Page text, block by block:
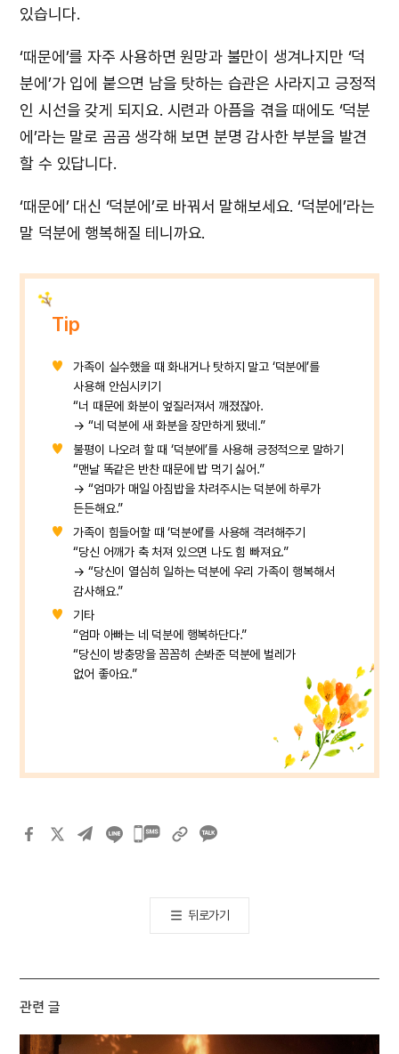
있습니다.
‘때문에’를 자주 사용하면 원망과 불만이 생겨나지만 ‘덕
분에’가 입에 붙으면 남을 탓하는 습관은 사라지고 긍정적
인 시선을 갖게 되지요. 시련과 아픔을 겪을 때에도 ‘덕분
에’라는 말로 곰곰 생각해 보면 분명 감사한 부분을 발견
할 수 있답니다.
‘때문에’ 대신 ‘덕분에’로 바꿔서 말해보세요. ‘덕분에’라는
말 덕분에 행복해질 테니까요.
Tip
가족이 실수했을 때 화내거나 탓하지 말고 ‘덕분에’를
사용해 안심시키기
“너 때문에 화분이 엎질러져서 깨졌잖아.
→ “네 덕분에 새 화분을 장만하게 됐네.”
불평이 나오려 할 때 ‘덕분에’를 사용해 긍정적으로 말하기
“맨날 똑같은 반찬 때문에 밥 먹기 싫어.”
→ “엄마가 매일 아침밥을 차려주시는 덕분에 하루가
든든해요.”
가족이 힘들어할 때 ‘덕분에’를 사용해 격려해주기
“당신 어깨가 축 처져 있으면 나도 힘 빠져요.”
→ “당신이 열심히 일하는 덕분에 우리 가족이 행복해서
감사해요.”
기타
“엄마 아빠는 네 덕분에 행복하단다.”
“당신이 방충망을 꼼꼼히 손봐준 덕분에 벌레가
없어 좋아요.”
카카오톡
뒤로가기
관련 글